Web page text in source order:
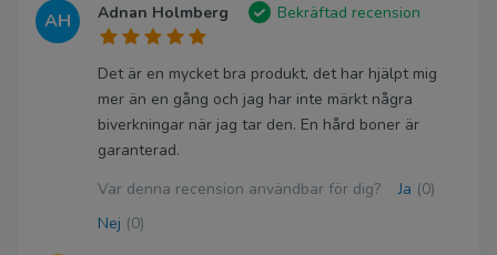
AH Adnan Holmberg Bekräftad recension
Det är en mycket bra produkt, det har hjälpt mig
mer än en gång och jag har inte märkt några
biverkningar när jag tar den. En hård boner är
garanterad.
Var denna recension användbar för dig?
Ja (0)
Nej (0)